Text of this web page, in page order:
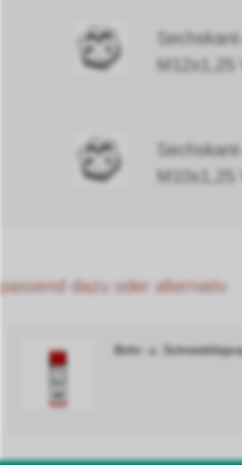
M12x1,25
M10x1,25
passend dazu oder alternativ
Bohr- u.